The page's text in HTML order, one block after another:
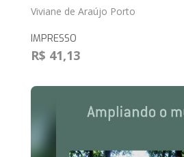
Viviane de Araújo Porto
IMPRESSO
R$ 41,13